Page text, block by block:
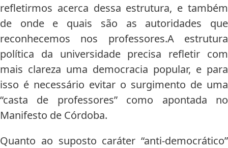
refletirmos acerca dessa estrutura, e também
de onde e quais são as autoridades que
reconhecemos nos professores.A estrutura
política da universidade precisa refletir com
mais clareza uma democracia popular, e para
isso é necessário evitar o surgimento de uma
“casta de professores” como apontada no
Manifesto de Córdoba.
Quanto ao suposto caráter “anti-democrático”